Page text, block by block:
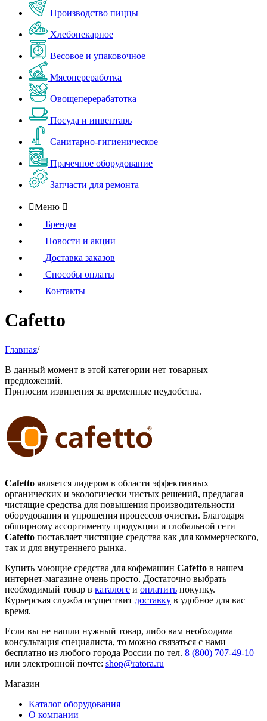
Производство пиццы
Хлебопекарное
Весовое и упаковочное
Мясопереработка
Овощеперерабатотка
Посуда и инвентарь
Санитарно-гигиеническое
Прачечное оборудование
Запчасти для ремонта
Меню 
Бренды
Новости и акции
Доставка заказов
Способы оплаты
Контакты
Cafetto
Главная/
В данный момент в этой категории нет товарных
предложений.
Приносим извинения за временные неудобства.
Cafetto является лидером в области эффективных
органических и экологически чистых решений, предлагая
чистящие средства для повышения производительности
оборудования и упрощения процессов очистки. Благодаря
обширному ассортименту продукции и глобальной сети
Cafetto поставляет чистящие средства как для коммерческого,
так и для внутреннего рынка.
Купить моющие средства для кофемашин Cafetto в нашем
интернет-магазине очень просто. Достаточно выбрать
необходимый товар в каталоге и оплатить покупку.
Курьерская служба осуществит доставку в удобное для вас
время.
Если вы не нашли нужный товар, либо вам необходима
консультация специалиста, то можно связаться с нами
бесплатно из любого города России по тел. 8 (800) 707-49-10
или электронной почте: shop@ratora.ru
Магазин
Каталог оборудования
О компании